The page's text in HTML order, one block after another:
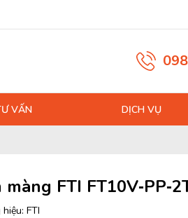
VẤN DỊCH VỤ
màng FTI
FTI